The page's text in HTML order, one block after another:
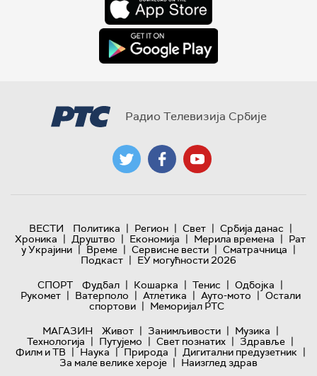
Радио Телевизија Србије
ВЕСТИ Политика | Регион | Свет | Србија данас |
Хроника | Друштво | Економија | Мерила времена | Рат
у Украјини | Време | Сервисне вести | Сматрачница |
Подкаст | ЕУ могућности 2026
СПОРТ
Фудбал | Кошарка | Тенис | Одбојка |
Рукомет | Ватерполо | Атлетика | Ауто-мото | Остали
спортови | Меморијал РТС
МАГАЗИН
Живот | Занимљивости | Музика |
Технологијa | Путујемо | Свет познатих | Здравље |
Филм и ТВ | Наука | Природа | Дигитални предузетник |
За мале велике хероје | Наизглед здрав